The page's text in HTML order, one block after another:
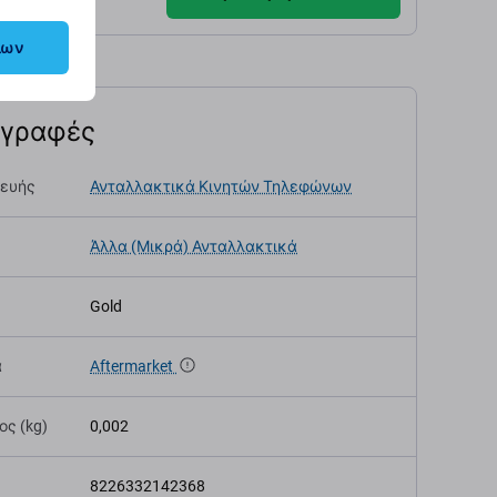
Ανταλλακτικά Κινητών Τηλεφώνων
Άλλα (Μικρά) Ανταλλακτικά
Gold
Aftermarket
(kg) 0,002
8226332142368